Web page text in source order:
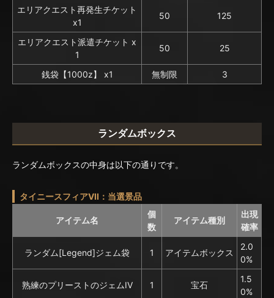
エリアクエスト再発生チケット
x1
50 125
エリアクエスト派遣チケット x
1
50 25
銭袋【1000z】 x1 無制限 3
ランダムボックス
ランダムボックスの中身は以下の通りです。
タイニースフィアVII：当選景品
アイテム名
個
数
アイテム種別
出現
確率
ランダム[Legend]ジェム袋 1 アイテムボックス
2.0
0%
熟練のプリーストのジェムIV 1 宝石
1.5
0%